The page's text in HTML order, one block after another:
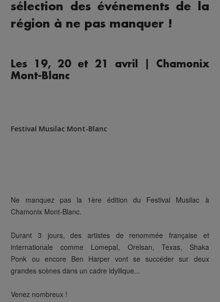
sélection des événements de la
région à ne pas manquer !
Les 19, 20 et 21 avril | Chamonix
Mont-Blanc
Festival Musilac Mont-Blanc
Ne manquez pas la 1ère édition du Festival Musilac à
Chamonix Mont-Blanc.
Durant 3 jours, des artistes de renommée française et
internationale comme Lomepal, Orelsan, Texas, Shaka
Ponk ou encore Ben Harper vont se succéder sur deux
grandes scènes dans un cadre idyllique...
Venez nombreux !